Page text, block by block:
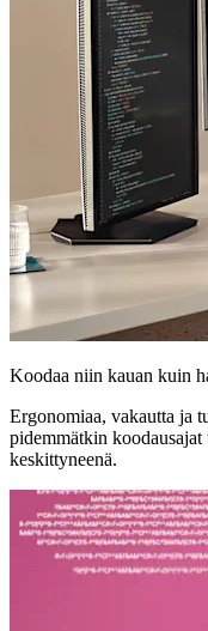
Koodaa niin kauan kuin
Ergonomiaa, vakautta ja
pidemmätkin
keskittyneenä.